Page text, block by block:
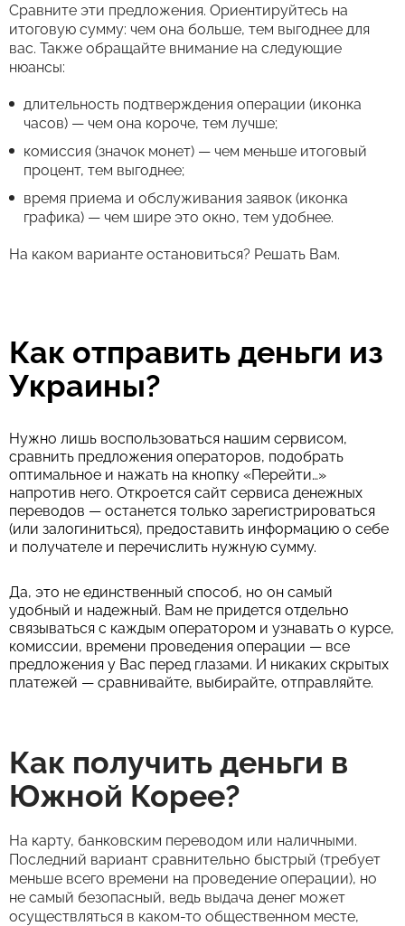
Сравните эти предложения. Ориентируйтесь на
итоговую сумму: чем она больше, тем выгоднее для
вас. Также обращайте внимание на следующие
нюансы:
длительность подтверждения операции (иконка
часов) — чем она короче, тем лучше;
комиссия (значок монет) — чем меньше итоговый
процент, тем выгоднее;
время приема и обслуживания заявок (иконка
графика) — чем шире это окно, тем удобнее.
На каком варианте остановиться? Решать Вам.
Как отправить деньги из
Украины?
Нужно лишь воспользоваться нашим сервисом,
сравнить предложения операторов, подобрать
оптимальное и нажать на кнопку «Перейти…»
напротив него. Откроется сайт сервиса денежных
переводов — останется только зарегистрироваться
(или залогиниться), предоставить информацию о себе
и получателе и перечислить нужную сумму.
Да, это не единственный способ, но он самый
удобный и надежный. Вам не придется отдельно
связываться с каждым оператором и узнавать о курсе,
комиссии, времени проведения операции — все
предложения у Вас перед глазами. И никаких скрытых
платежей — сравнивайте, выбирайте, отправляйте.
Как получить деньги в
Южной Корее?
На карту, банковским переводом или наличными.
Последний вариант сравнительно быстрый (требует
меньше всего времени на проведение операции), но
не самый безопасный, ведь выдача денег может
осуществляться в каком-то общественном месте,